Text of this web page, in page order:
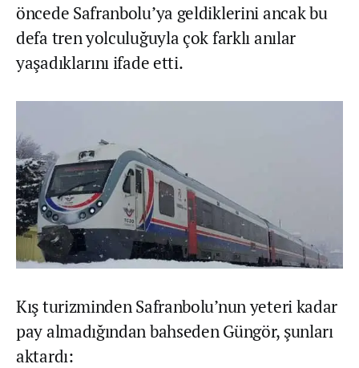
öncede Safranbolu’ya geldiklerini ancak bu
defa tren yolculuğuyla çok farklı anılar
yaşadıklarını ifade etti.
Kış turizminden Safranbolu’nun yeteri kadar
pay almadığından bahseden Güngör, şunları
aktardı: